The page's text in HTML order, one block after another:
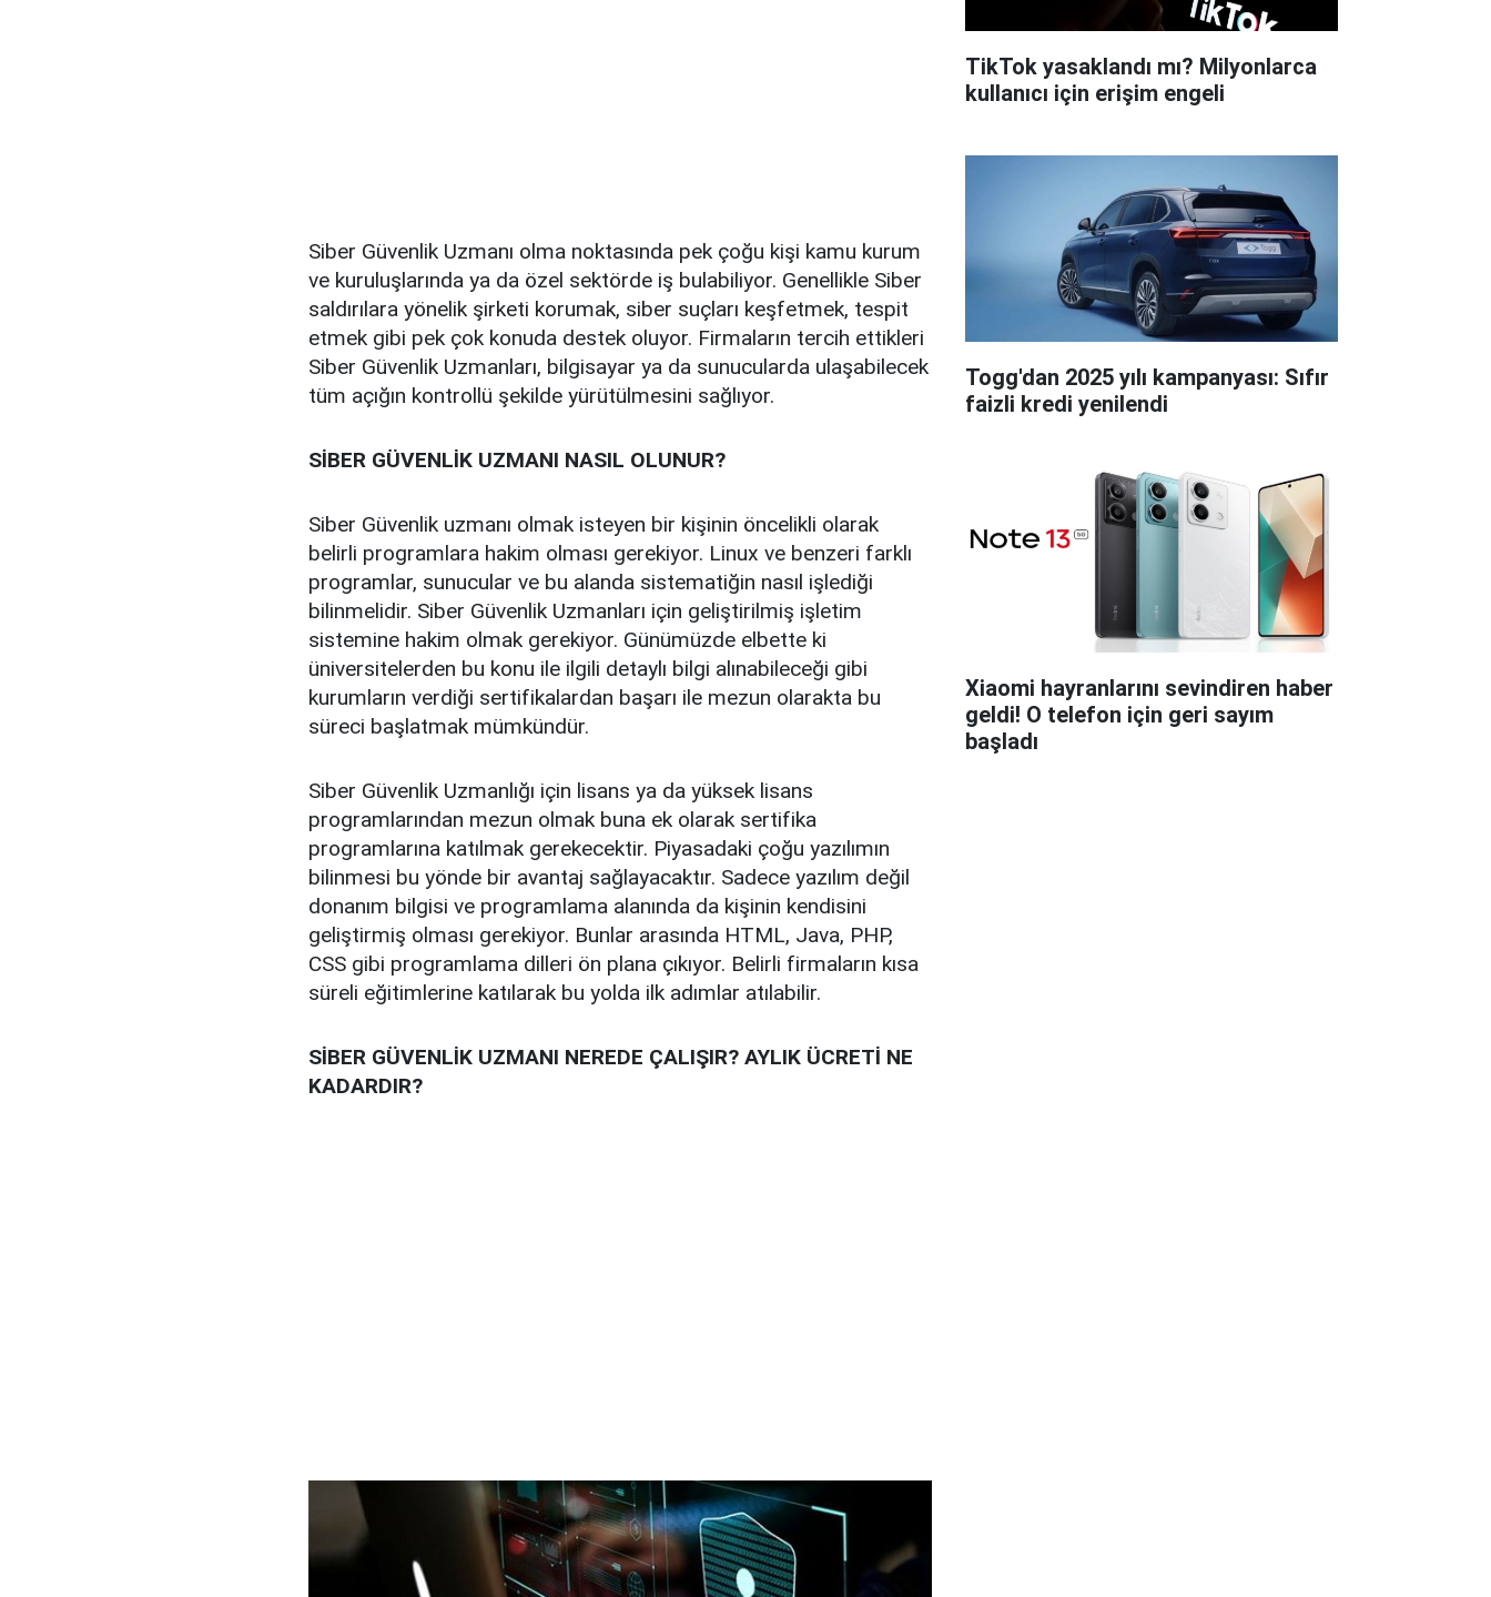
Siber Güvenlik Uzmanı olma noktasında pek çoğu kişi kamu kurum
ve kuruluşlarında ya da özel sektörde iş bulabiliyor. Genellikle Siber
saldırılara yönelik şirketi korumak, siber suçları keşfetmek, tespit
etmek gibi pek çok konuda destek oluyor. Firmaların tercih ettikleri
Siber Güvenlik Uzmanları, bilgisayar ya da sunucularda ulaşabilecek
tüm açığın kontrollü şekilde yürütülmesini sağlıyor.
SİBER GÜVENLİK UZMANI NASIL OLUNUR?
Siber Güvenlik uzmanı olmak isteyen bir kişinin öncelikli olarak
belirli programlara hakim olması gerekiyor. Linux ve benzeri farklı
programlar, sunucular ve bu alanda sistematiğin nasıl işlediği
bilinmelidir. Siber Güvenlik Uzmanları için geliştirilmiş işletim
sistemine hakim olmak gerekiyor. Günümüzde elbette ki
üniversitelerden bu konu ile ilgili detaylı bilgi alınabileceği gibi
kurumların verdiği sertifikalardan başarı ile mezun olarakta bu
süreci başlatmak mümkündür.
Siber Güvenlik Uzmanlığı için lisans ya da yüksek lisans
programlarından mezun olmak buna ek olarak sertifika
programlarına katılmak gerekecektir. Piyasadaki çoğu yazılımın
bilinmesi bu yönde bir avantaj sağlayacaktır. Sadece yazılım değil
donanım bilgisi ve programlama alanında da kişinin kendisini
geliştirmiş olması gerekiyor. Bunlar arasında HTML, Java, PHP,
CSS gibi programlama dilleri ön plana çıkıyor. Belirli firmaların kısa
süreli eğitimlerine katılarak bu yolda ilk adımlar atılabilir.
SİBER GÜVENLİK UZMANI NEREDE ÇALIŞIR? AYLIK ÜCRETİ NE
KADARDIR?
TikTok yasaklandı mı? Milyonlarca
kullanıcı için erişim engeli
Togg'dan 2025 yılı kampanyası: Sıfır
faizli kredi yenilendi
Xiaomi hayranlarını sevindiren haber
geldi! O telefon için geri sayım
başladı